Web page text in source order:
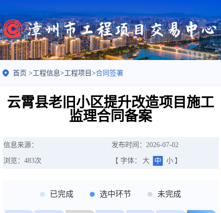
首页 >工程信息>工程项目 >合同签署
云霄县老旧小区提升改造项目施工
监理合同备案
信息来源： 发布时间：2026-07-02
浏览： 483次 【 字体： 大 中 小 】
已完成 选中环节 未完成